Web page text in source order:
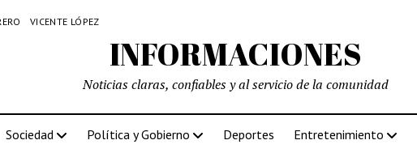
VICENTE LÓPEZ
INFORMACIONES
Noticias claras, confiables y al servicio de la comunidad
Sociedad Política y Gobierno Deportes Entretenimiento